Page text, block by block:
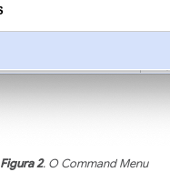
Figura 2. O Command Menu